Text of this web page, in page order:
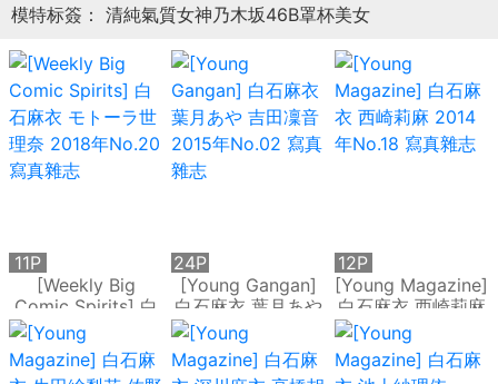
模特标簽： 清純氣質女神乃木坂46B罩杯美女
[Weekly Big
Comic Spirits] 白
石麻衣 モトーラ世
理奈 2018年No.20
寫真雜志
11P
[Young Gangan]
白石麻衣 葉月あや
吉田凜音 2015年
No.02 寫真雜志
24P
[Young Magazine]
白石麻衣 西崎莉麻
2014年No.18 寫真
雜志
12P